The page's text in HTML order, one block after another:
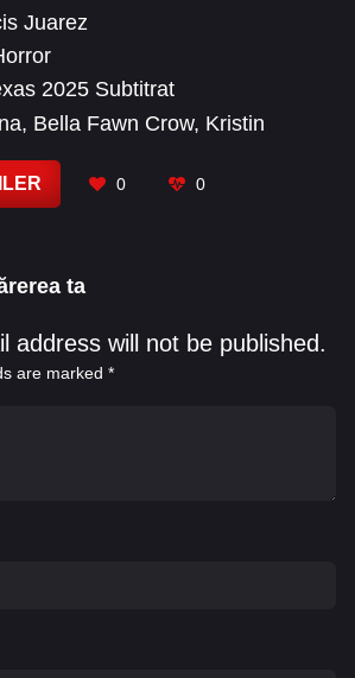
Juarez
2025 Subtitrat
, Bella Fawn Crow, Kristin
0 0
ta
address will not be published.
are marked *